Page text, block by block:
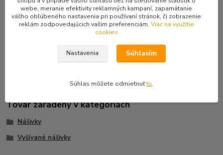
Kompletné špecifikácie
Vyšívaná nášivka vhodná na zakrytie diery či iného poškodenia na
Tovar zaradený v kategóriách
Nášivky
Vyšívané nášivky
webe, meranie efektivity reklamných kampaní, zapamätanie
vášho obľúbeného nastavenia pri používaní stránok, či zobrazenie
reklám zodpovedajúcich vašim preferenciám. Viac na využitie
cookies
Nastavenia Súhlasím
Súhlas môžete odmietnuťtu.